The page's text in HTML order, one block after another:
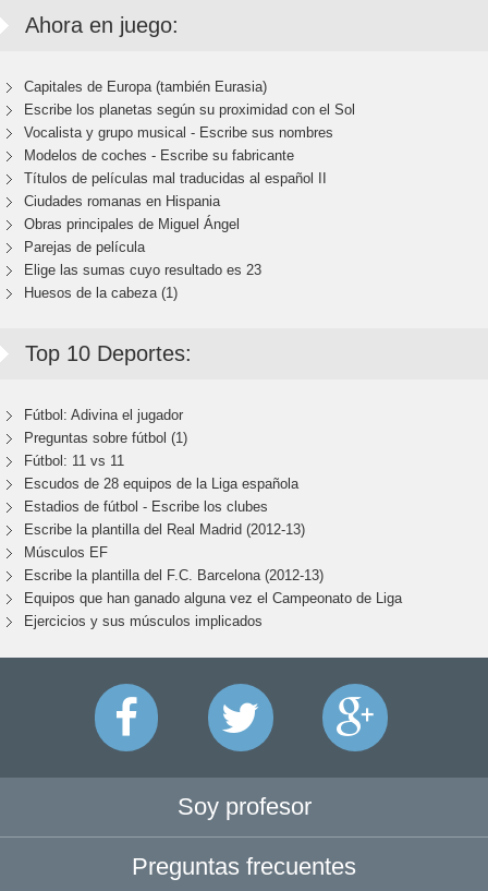
Ahora en juego:
Capitales de Europa (también Eurasia)
Escribe los planetas según su proximidad con el Sol
Vocalista y grupo musical - Escribe sus nombres
Modelos de coches - Escribe su fabricante
Títulos de películas mal traducidas al español II
Ciudades romanas en Hispania
Obras principales de Miguel Ángel
Parejas de película
Elige las sumas cuyo resultado es 23
Huesos de la cabeza (1)
Top 10 Deportes:
Fútbol: Adivina el jugador
Preguntas sobre fútbol (1)
Fútbol: 11 vs 11
Escudos de 28 equipos de la Liga española
Estadios de fútbol - Escribe los clubes
Escribe la plantilla del Real Madrid (2012-13)
Músculos EF
Escribe la plantilla del F.C. Barcelona (2012-13)
Equipos que han ganado alguna vez el Campeonato de Liga
Ejercicios y sus músculos implicados
Soy profesor
Preguntas frecuentes